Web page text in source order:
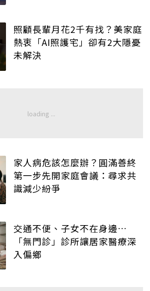
照顧長輩月花2千有找？美家庭
熱衷「AI照護宅」卻有2大隱憂
未解決
家人病危該怎麼辦？圓滿善終
第一步先開家庭會議：尋求共
識減少紛爭
交通不便、子女不在身邊…
「無門診」診所讓居家醫療深
入偏鄉